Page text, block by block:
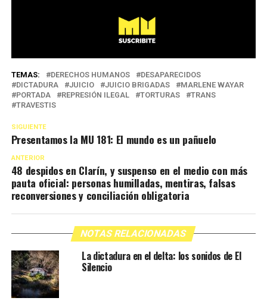
TEMAS: DERECHOS HUMANOS
DESAPARECIDOS
DICTADURA
JUICIO JUICIO BRIGADAS
MARLENE WAYAR
PORTADA
REPRESIÓN ILEGAL TORTURAS
TRANS
TRAVESTIS
SIGUIENTE
Presentamos la MU 181: El mundo es un pañuelo
ANTERIOR
48 despidos en Clarín, y suspenso en el medio con más
pauta oficial: personas humilladas, mentiras, falsas
reconversiones y conciliación obligatoria
NOTAS RELACIONADAS
La dictadura en el delta: los sonidos de El
Silencio